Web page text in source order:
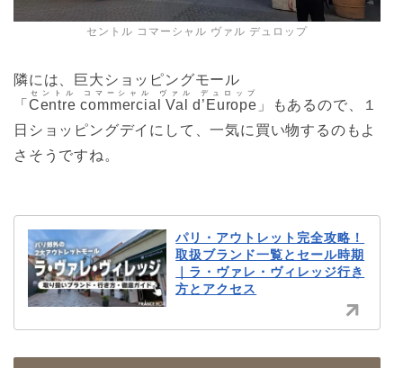
セントル コマーシャル ヴァル デュロップ
隣には、巨大ショッピングモール
「 Centre commercial Val d’Europe
セントル コマーシャル ヴァル デュロップ
」もあるので、１
日ショッピングデイにして、一気に買い物するのもよ
さそうですね。
パリ・アウトレット完全攻略！
取扱ブランド一覧とセール時期
｜ラ・ヴァレ・ヴィレッジ行き
方とアクセス